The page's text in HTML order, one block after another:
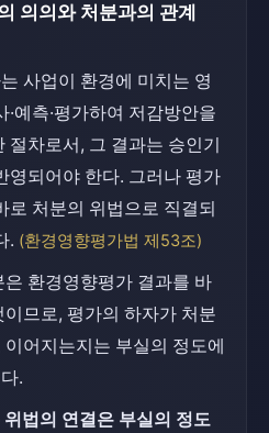
의의와 처분과의 관계
사업이 환경에 미치는 영
·예측·평가하여 저감방안을
절차로서, 그 결과는 승인기
영되어야 한다. 그러나 평가
로 처분의 위법으로 직결되
. (환경영향평가법 제53조)
은 환경영향평가 결과를 바
이므로, 평가의 하자가 처분
이어지는지는 부실의 정도에
.
법의 연결은 부실의 정도